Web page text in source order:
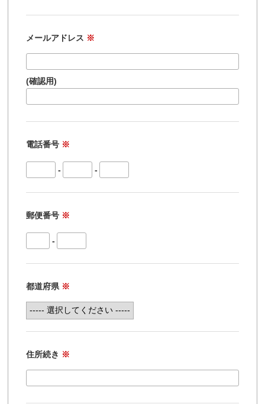
メールアドレス ※
(確認用)
電話番号 ※
- -
郵便番号 ※
-
都道府県 ※
住所続き ※